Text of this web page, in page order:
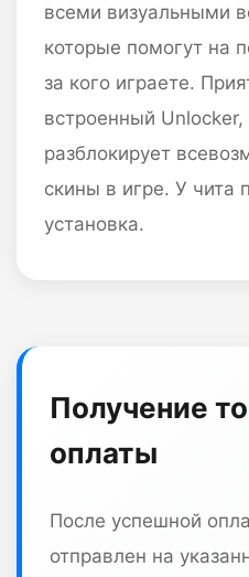
всеми визуальными
которые помогут на
за кого играете.
встроенный Unlocker,
разблокирует
скины в игре. У чита
установка.
Получение
оплаты
После успешной
отправлен на